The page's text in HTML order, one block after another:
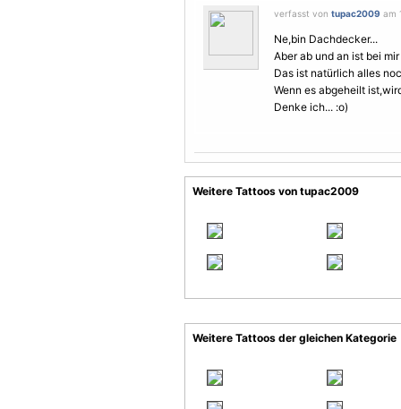
verfasst von tupac2009 am
Ne,bin Dachdecker...
Aber ab und an ist bei
Das ist natürlich alles
Wenn es abgeheilt
Denke ich... :o)
Weitere Tattoos von tupac2009
Weitere Tattoos der gleichen Kategorie